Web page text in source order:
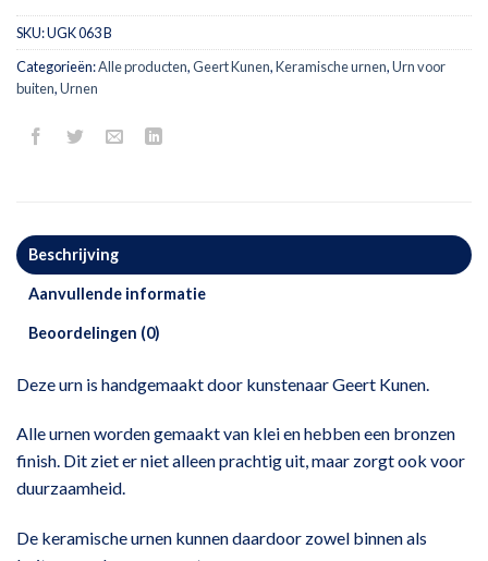
SKU:UGK 063 B
Categorieën:Alle producten,Geert Kunen,Keramische urnen,Urn voor
buiten,Urnen
Beschrijving
Aanvullende informatie
Beoordelingen (0)
Deze urn is handgemaakt door kunstenaar Geert Kunen.
Alle urnen worden gemaakt van klei en hebben een bronzen
finish. Dit ziet er niet alleen prachtig uit, maar zorgt ook voor
duurzaamheid.
De keramische urnen kunnen daardoor zowel binnen als